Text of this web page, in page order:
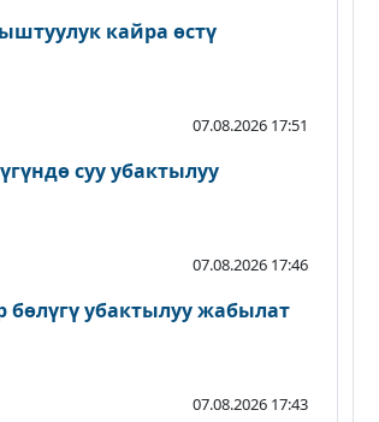
кайра өстү
07.08.2026 17:51
суу убактылуу
07.08.2026 17:46
бөлүгү убактылуу жабылат
07.08.2026 17:43